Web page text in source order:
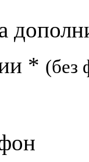
* (без